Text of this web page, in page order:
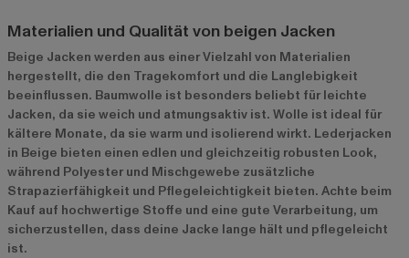
Materialien und Qualität von beigen Jacken
Beige Jacken werden aus einer Vielzahl von Materialien
hergestellt, die den Tragekomfort und die Langlebigkeit
beeinflussen. Baumwolle ist besonders beliebt für leichte
Jacken, da sie weich und atmungsaktiv ist. Wolle ist ideal für
kältere Monate, da sie warm und isolierend wirkt. Lederjacken
in Beige bieten einen edlen und gleichzeitig robusten Look,
während Polyester und Mischgewebe zusätzliche
Strapazierfähigkeit und Pflegeleichtigkeit bieten. Achte beim
Kauf auf hochwertige Stoffe und eine gute Verarbeitung, um
sicherzustellen, dass deine Jacke lange hält und pflegeleicht
ist.